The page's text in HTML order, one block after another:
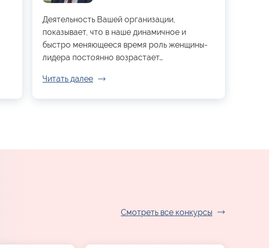
Деятельность Вашей организации,
показывает, что в наше динамичное и
быстро меняющееся время роль женщины-
лидера постоянно возрастает…
Читать далее
Смотреть все конкурсы